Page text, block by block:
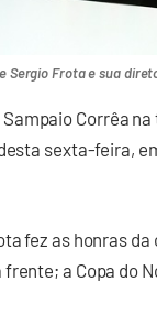
Sergio Frota e sua
Corrêa
sexta-feira,
fez as honras
a Copa do